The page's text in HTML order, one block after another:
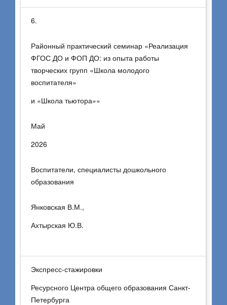
6.
Районный практический семинар «Реализация
ФГОС ДО и ФОП ДО: из опыта работы
творческих групп «Школа молодого
воспитателя»
и «Школа тьютора»»
Май
2026
Воспитатели, специалисты дошкольного
образования
Янковская В.М.,
Ахтырская Ю.В.
Экспресс-стажировки
Ресурсного Центра общего образования Санкт-
Петербурга